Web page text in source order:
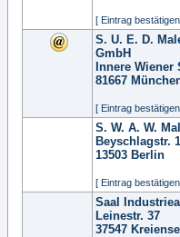
[ Eintrag
S. U. E. D.
GmbH
Innere Wiener
81667
[ Eintrag
S. W. A. W.
Beyschlagstr.
13503 Berlin
[ Eintrag
Saal
Leinestr. 37
37547